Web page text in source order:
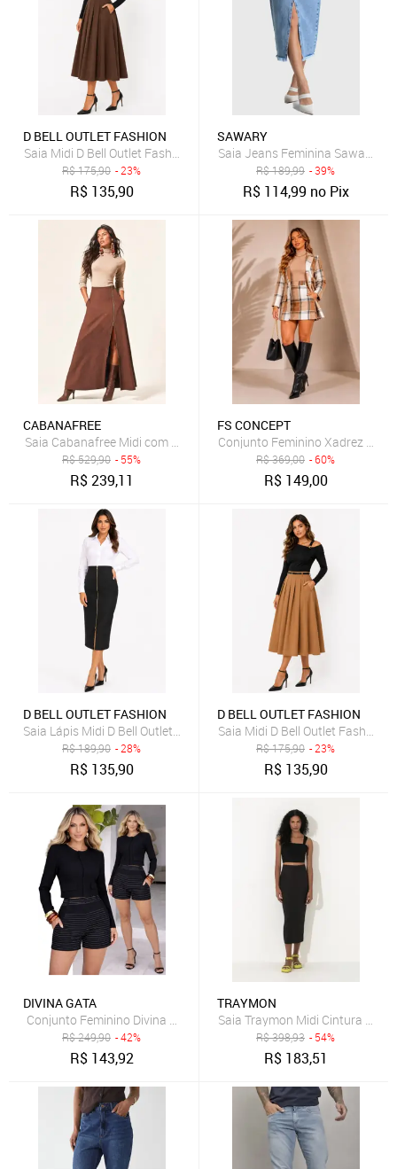
D BELL OUTLET FASHION
Saia Midi D Bell Outlet Fashion Evasê Com Pregas Marrom
R$175,90 - 23%
R$ 135,90
SAWARY
Saia Jeans Feminina Sawary
R$189,99 - 39%
R$ 114,99 no Pix
CABANAFREE
Saia Cabanafree Midi com Zíper Marrom
R$529,90 - 55%
R$239,11
FS CONCEPT
Conjunto Feminino Xadrez
R$369,00 - 60%
R$ 149,00
D BELL OUTLET FASHION
Saia Lápis Midi D Bell Outlet Fashion Com Zíper Preto
R$189,90 - 28%
R$ 135,90
D BELL OUTLET FASHION
Saia Midi D Bell Outlet Fashion
R$175,90 - 23%
R$ 135,90
DIVINA GATA
R$249,90 - 42%
R$ 143,92
TRAYMON
Saia Traymon Midi Cintura Alta
R$398,93 - 54%
R$ 183,51